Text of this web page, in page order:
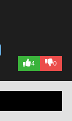
4 0